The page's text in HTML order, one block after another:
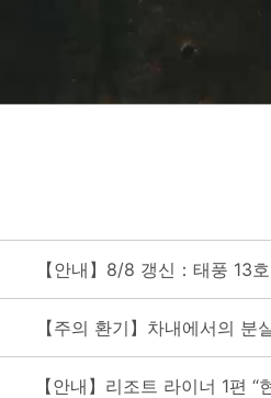
【안내】8/8 갱신：태풍 13
【주의 환기】차내에서의 분
【안내】리조트 라이너 1편